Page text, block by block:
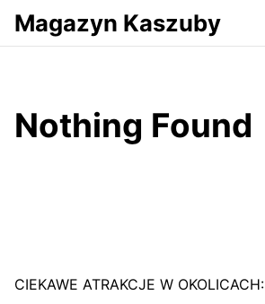
Przejdź do serwisu magazynkaszuby.pl
Magazyn Kaszuby
Nothing Found
CIEKAWE ATRAKCJE W OKOLICACH: